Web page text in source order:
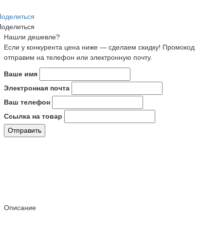
Нашли дешевле?
Если у конкурента цена ниже — сделаем скидку! Промокод
отправим на телефон или электронную почту.
Ваше имя
Электронная почта
Ваш телефон
Ссылка на товар
Отправить
Описание